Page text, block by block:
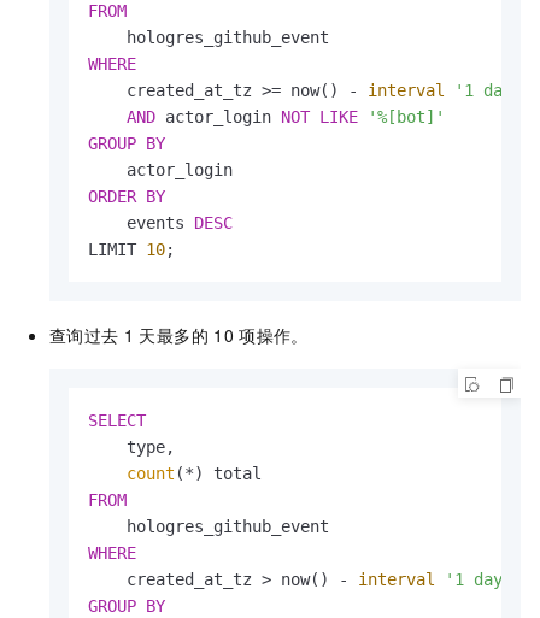
FROM
WHERE
    created_at_tz
>= now() - interval
'1 day'
AND actor_login NOT LIKE
'%[bot]'
GROUP BY
ORDER BY
    events
DESC
LIMIT 10;
查询过去 1 天最多的 10 项操作。
SELECT
    type,
count (*
FROM
WHERE
    created_at_tz
> now() - interval
'1 day'
GROUP BY